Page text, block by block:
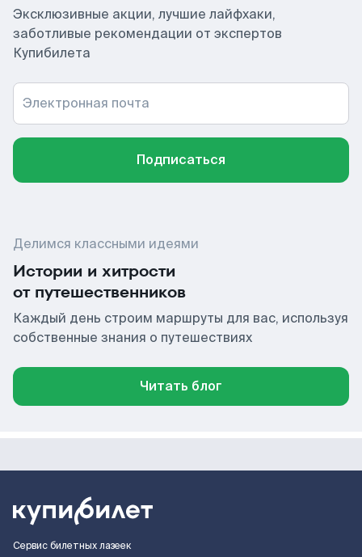
Эксклюзивные акции, лучшие лайфхаки,
заботливые рекомендации от экспертов
Купибилета
Электронная почта
Подписаться
Делимся классными идеями
Истории и хитрости
от путешественников
Каждый день строим маршруты для вас, используя
собственные знания о путешествиях
Читать блог
Сервис билетных лазеек